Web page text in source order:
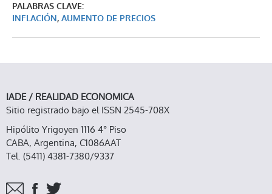
PALABRAS CLAVE:
INFLACIÓN, AUMENTO DE PRECIOS
IADE / REALIDAD ECONOMICA
Sitio registrado bajo el ISSN 2545-708X
Hipólito Yrigoyen 1116 4° Piso
CABA, Argentina, C1086AAT
Tel. (5411) 4381-7380/9337